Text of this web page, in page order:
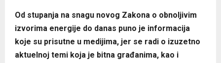
Od stupanja na snagu novog Zakona o obnoljivim
izvorima energije do danas puno je informacija
koje su prisutne u medijima, jer se radi o izuzetno
aktuelnoj temi koja je bitna građanima, kao i